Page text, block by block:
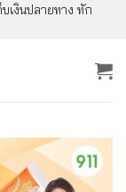
เงินปลายทาง ทัก